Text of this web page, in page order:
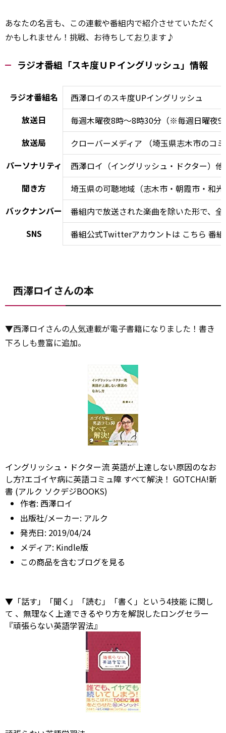
あなたの名言も、この連載や番組内で紹介させていただく
かもしれません！挑戦、お待ちしており ます♪
ラジオ番組「スキ度ＵＰイングリッシュ」情報
ラジオ番組名
西澤ロイのスキ度UPイングリッシュ
放送日
毎週木曜夜8時～8時30分（※毎週日曜夜9
放送局
クローバーメディア （埼玉県志木市のコ
パーソナリティ
西澤ロイ（イングリッシュ・ドクター）他
聞き方
埼玉県の可聴地域（志木市・朝霞市・和
バックナンバー
番組内で放送された楽曲を除いた形で、
SNS
番組公式Twitterアカウントは こちら 番
西澤ロイさんの本
▼西澤ロイさんの人気連載が電子書籍になりました！書き
下ろしも豊富に追加。
イングリッシュ・ドクター流 英語が上達しない原因のなお
し方?エゴイヤ病に英語コミュ障 すべて解決！ GOTCHA!新
書 (アルク ソクデジBOOKS)
作者: 西澤ロイ
出版社/メーカー: アルク
発売日: 2019/04/24
メディア: Kindle版
この商品を含むブログを見る
▼「話す」「聞く」「読む」「書く」という4技能 に関し
て 、無理なく上達できるやり方を解説したロングセラー
『頑張らない英語学習法』